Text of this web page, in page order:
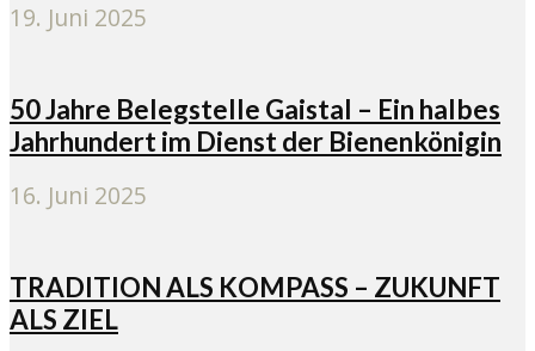
19. Juni 2025
50 Jahre Belegstelle Gaistal – Ein halbes
Jahrhundert im Dienst der Bienenkönigin
16. Juni 2025
TRADITION ALS KOMPASS – ZUKUNFT
ALS ZIEL